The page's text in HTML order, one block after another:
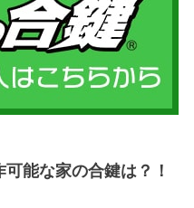
可能な家の合鍵は？！